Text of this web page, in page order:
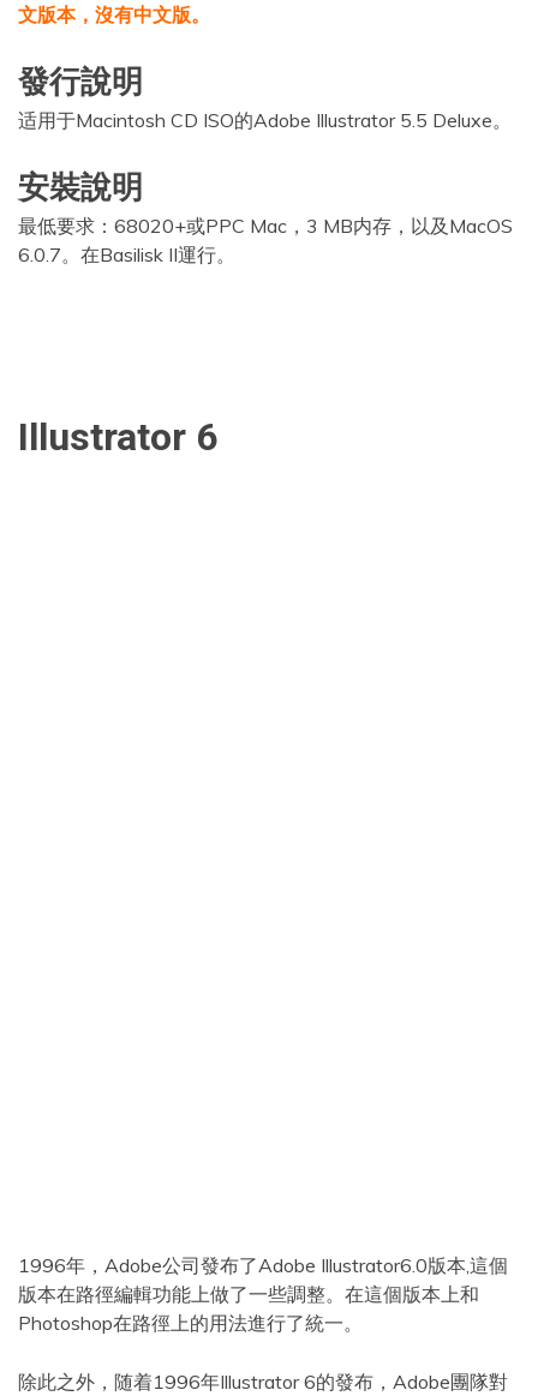
文版本，沒有中文版。
發行說明
适用于Macintosh CD ISO的Adobe Illustrator 5.5 Deluxe。
安裝說明
最低要求：68020+或PPC Mac，3 MB内存，以及MacOS
6.0.7。在Basilisk II運行。
Illustrator 6
1996年，Adobe公司發布了Adobe Illustrator6.0版本,這個
版本在路徑編輯功能上做了一些調整。在這個版本上和
Photoshop在路徑上的用法進行了統一。
除此之外，随着1996年Illustrator 6的發布，Adobe團隊對